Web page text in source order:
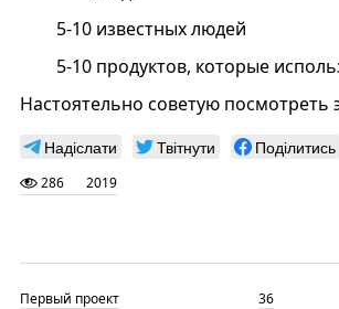
5-10 известных людей
5-10 продуктов, которые
Настоятельно советую посмотреть
Надіслати Твітнути Поділитись
286 2019
Первый проект 36